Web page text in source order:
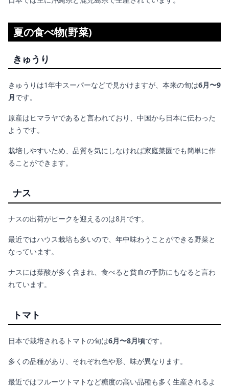
夏の食べ物(野菜)
きゅうり
きゅうりは1年中スーパーなどで見かけますが、本来の旬は6月〜9
月です。
原産はヒマラヤであると言われており、中国から日本に伝わった
ようです。
栽培しやすいため、品質を気にしなければ家庭菜園でも簡単に作
ることができます。
ナス
ナスの出荷がピークを迎えるのは8月です。
最近ではハウス栽培も多いので、年中味わうことができる野菜と
なっています。
ナスには葉酸が多く含まれ、食べると貧血の予防にもなると言わ
れています。
トマト
日本で栽培されるトマトの旬は6月〜8月頃です。
多くの品種があり、それぞれ色や形、味が異なります。
最近ではフルーツトマトなど糖度の高い品種も多く生産されるよ